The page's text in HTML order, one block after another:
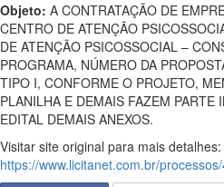
Objeto: A CONTRATAÇÃO DE
CENTRO DE ATENÇÃO
DE ATENÇÃO PSICOSSOCIAL –
PROGRAMA, NÚMERO DA
TIPO I, CONFORME O PROJETO,
PLANILHA E DEMAIS FAZEM PARTE
EDITAL DEMAIS ANEXOS.
Visitar site original para mais detalhes:
https://www.licitanet.com.br/